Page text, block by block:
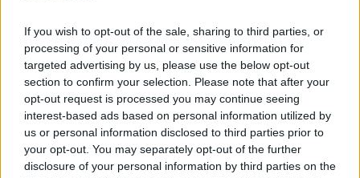
If you wish to opt-out of the sale, sharing to third parties, or
processing of your personal or sensitive information for
targeted advertising by us, please use the below opt-out
section to confirm your selection. Please note that after your
opt-out request is processed you may continue seeing
interest-based ads based on personal information utilized by
us or personal information disclosed to third parties prior to
your opt-out. You may separately opt-out of the further
disclosure of your personal information by third parties on the
ΧΡΗΣΤΙΚΑ
Νέες χρηματοδοτήσεις €500 εκατ. για
πράσινη και ψηφιακή μετάβαση από την
Πειραιώς μέσω συμφωνίας με την EBRD
03/08/2026 - 13:11